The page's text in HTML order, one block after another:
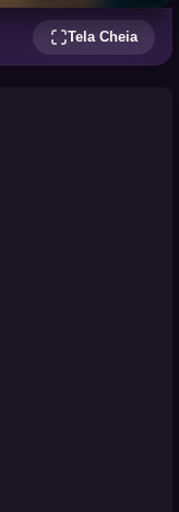
Tela Cheia